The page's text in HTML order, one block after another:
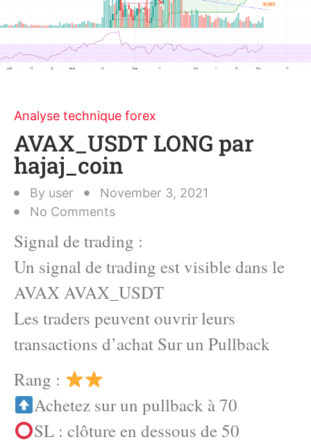
Analyse technique forex
AVAX_USDT LONG par
hajaj_coin
By user
November 3, 2021
No Comments
Signal de trading :
Un signal de trading est visible dans le
AVAX AVAX_USDT
Les traders peuvent ouvrir leurs
transactions d’achat Sur un Pullback
Rang :
Achetez sur un pullback à 70
SL : clôture en dessous de 50